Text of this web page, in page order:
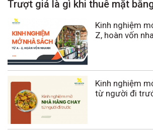
Trượt giá là gì khi thuê mặt
Kinh nghiệm
Z, hoàn vốn
Kinh nghiệm
từ người đi